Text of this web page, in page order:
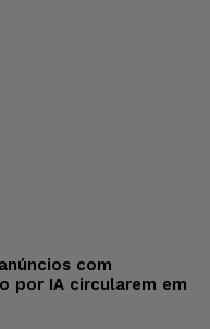
com
por IA circularem em